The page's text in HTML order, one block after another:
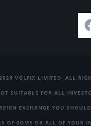
VOLFIX LIMITED. ALL
SUITABLE FOR ALL
EXCHANGE YOU
OF SOME OR ALL OF YOUR